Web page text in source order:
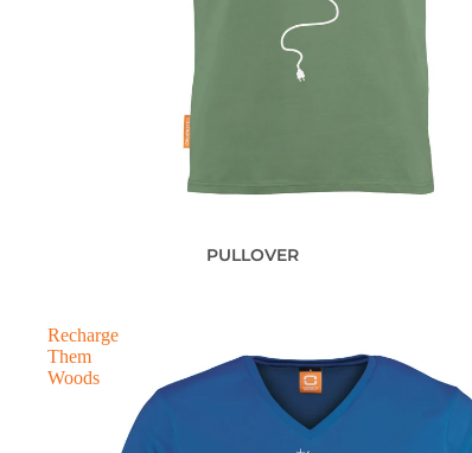
PULLOVER
Recharge
Them
Woods